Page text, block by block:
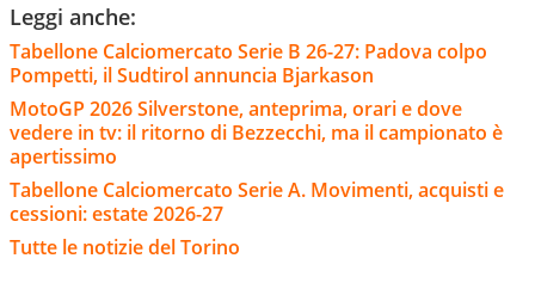
Leggi anche:
Tabellone Calciomercato Serie B 26-27: Padova colpo
Pompetti, il Sudtirol annuncia Bjarkason
MotoGP 2026 Silverstone, anteprima, orari e dove
vedere in tv: il ritorno di Bezzecchi, ma il campionato è
apertissimo
Tabellone Calciomercato Serie A. Movimenti, acquisti e
cessioni: estate 2026-27
Tutte le notizie del Torino